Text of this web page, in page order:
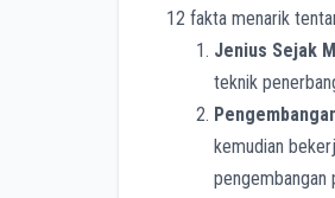
12 fakta menarik
Jenius Sejak
teknik
kemudian
pengembangan